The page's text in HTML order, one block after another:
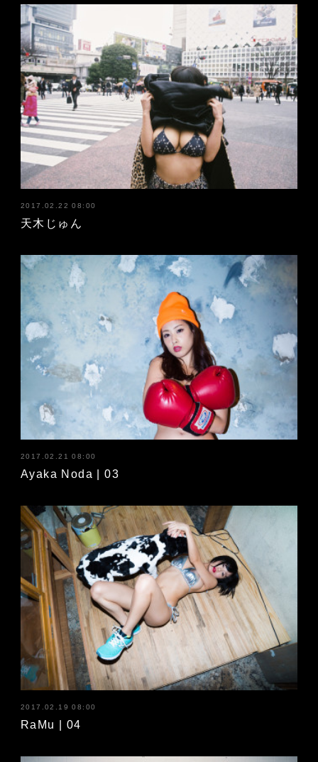
2017.02.22 08:00
天木じゅん
2017.02.21 08:00
Ayaka Noda | 03
2017.02.19 08:00
RaMu | 04